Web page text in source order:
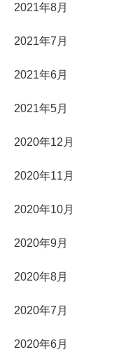
2021年8月
2021年7月
2021年6月
2021年5月
2020年12月
2020年11月
2020年10月
2020年9月
2020年8月
2020年7月
2020年6月